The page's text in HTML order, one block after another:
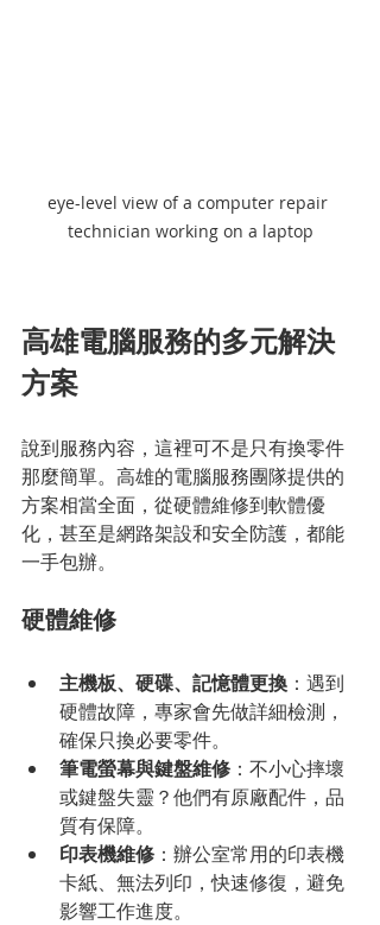
eye-level view of a computer repair
technician working on a laptop
高雄電腦服務的多元解決
方案
說到服務內容，這裡可不是只有換零件
那麼簡單。高雄的電腦服務團隊提供的
方案相當全面，從硬體維修到軟體優
化，甚至是網路架設和安全防護，都能
一手包辦。
硬體維修
主機板、硬碟、記憶體更換 ：遇到
硬體故障，專家會先做詳細檢測，
確保只換必要零件。
筆電螢幕與鍵盤維修 ：不小心摔壞
或鍵盤失靈？他們有原廠配件，品
質有保障。
印表機維修 ：辦公室常用的印表機
卡紙、無法列印，快速修復，避免
影響工作進度。